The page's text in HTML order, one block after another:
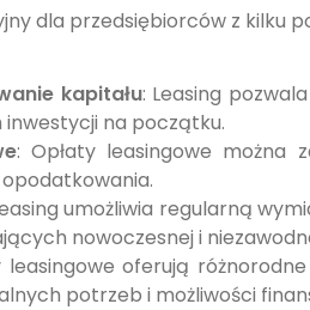
dla przedsiębiorców z kilku
kapitału: Leasing
na początku.
: Opłaty leasingowe można
umożliwia regularną
nowoczesnej i
leasingowe oferują
potrzeb i możliwości